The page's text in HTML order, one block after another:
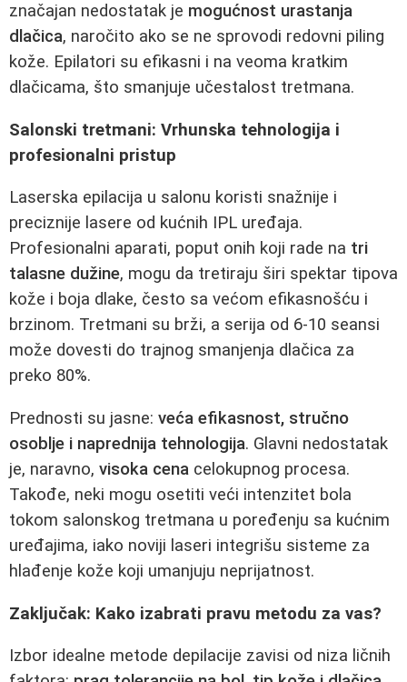
značajan nedostatak je mogućnost urastanja
dlačica, naročito ako se ne sprovodi redovni piling
kože. Epilatori su efikasni i na veoma kratkim
dlačicama, što smanjuje učestalost tretmana.
Salonski tretmani: Vrhunska tehnologija i
profesionalni pristup
Laserska epilacija u salonu koristi snažnije i
preciznije lasere od kućnih IPL uređaja.
Profesionalni aparati, poput onih koji rade na tri
talasne dužine, mogu da tretiraju širi spektar tipova
kože i boja dlake, često sa većom efikasnošću i
brzinom. Tretmani su brži, a serija od 6-10 seansi
može dovesti do trajnog smanjenja dlačica za
preko 80%.
Prednosti su jasne: veća efikasnost, stručno
osoblje i naprednija tehnologija. Glavni nedostatak
je, naravno, visoka cena celokupnog procesa.
Takođe, neki mogu osetiti veći intenzitet bola
tokom salonskog tretmana u poređenju sa kućnim
uređajima, iako noviji laseri integrišu sisteme za
hlađenje kože koji umanjuju neprijatnost.
Zaključak: Kako izabrati pravu metodu za vas?
Izbor idealne metode depilacije zavisi od niza ličnih